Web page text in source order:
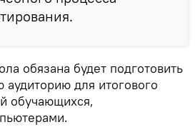
обязана будет подготовить
для итогового
обучающихся,